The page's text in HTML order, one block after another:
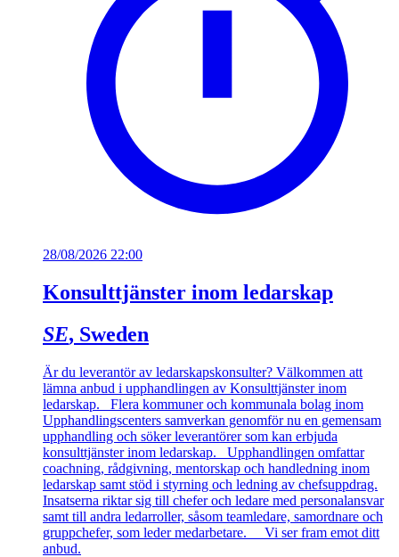
28/08/2026 22:00
Konsulttjänster inom ledarskap
SE, Sweden
Är du leverantör av ledarskapskonsulter? Välkommen att
lämna anbud i upphandlingen av Konsulttjänster inom
ledarskap. Flera kommuner och kommunala bolag inom
Upphandlingscenters samverkan genomför nu en gemensam
upphandling och söker leverantörer som kan erbjuda
konsulttjänster inom ledarskap. Upphandlingen omfattar
coachning, rådgivning, mentorskap och handledning inom
ledarskap samt stöd i styrning och ledning av chefsuppdrag.
Insatserna riktar sig till chefer och ledare med personalansvar
samt till andra ledarroller, såsom teamledare, samordnare och
gruppchefer, som leder medarbetare. Vi ser fram emot ditt
anbud.